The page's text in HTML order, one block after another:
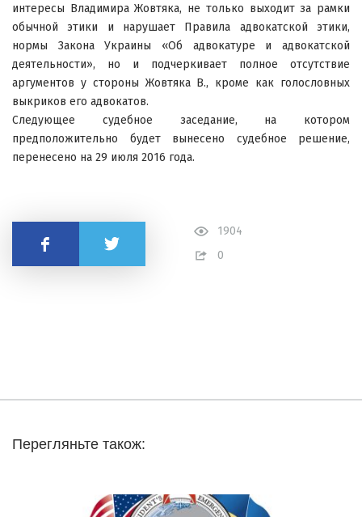
интересы Владимира Жовтяка, не только выходит за рамки
обычной этики и нарушает Правила адвокатской этики,
нормы Закона Украины «Об адвокатуре и адвокатской
деятельности», но и подчеркивает полное отсутствие
аргументов у стороны Жовтяка В., кроме как голословных
выкриков его адвокатов.
Следующее судебное заседание, на котором
предположительно будет вынесено судебное решение,
перенесено на 29 июля 2016 года.
1904
0
Поділитись
Перегляньте також: